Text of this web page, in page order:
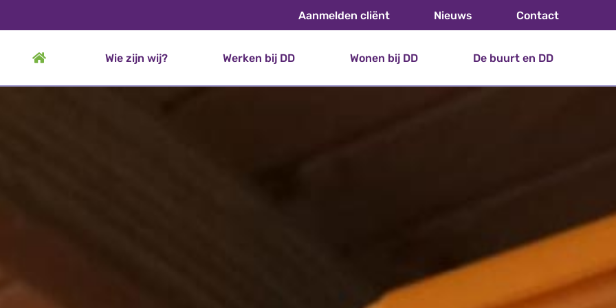
Aanmelden cliënt Nieuws Contact
Wie zijn wij? Werken bij DD Wonen bij DD De buurt en DD